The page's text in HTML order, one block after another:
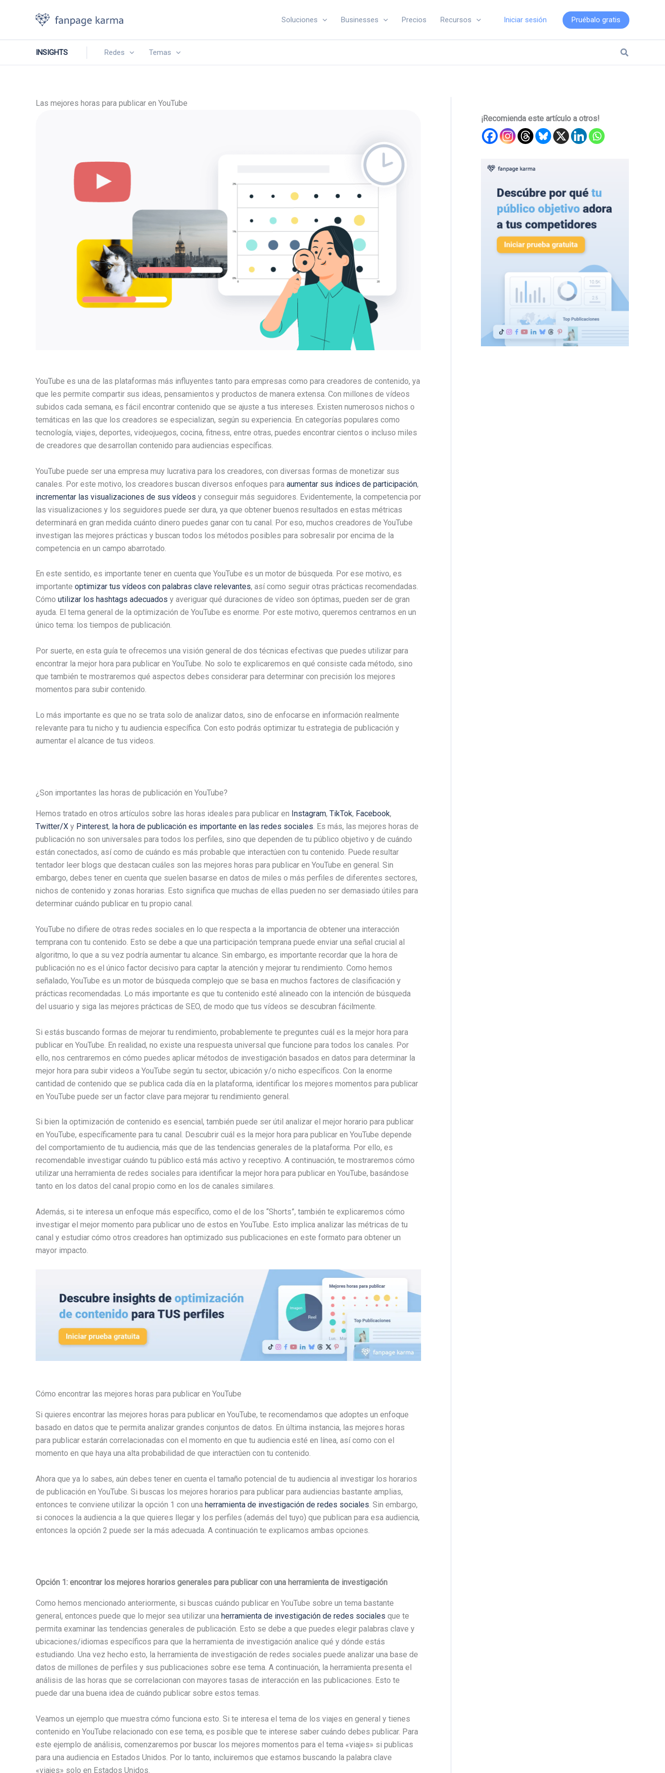
Soluciones Businesses Precios Recursos Iniciar sesión Pruébalo gratis
INSIGHTS Redes Temas Buscar
Las mejores horas para publicar en YouTube
YouTube es una de las plataformas más influyentes tanto para empresas como para creadores de contenido, ya
que les permite compartir sus ideas, pensamientos y productos de manera extensa. Con millones de vídeos
subidos cada semana, es fácil encontrar contenido que se ajuste a tus intereses. Existen numerosos nichos o
temáticas en las que los creadores se especializan, según su experiencia. En categorías populares como
tecnología, viajes, deportes, videojuegos, cocina, fitness, entre otras, puedes encontrar cientos o incluso miles
de creadores que desarrollan contenido para audiencias específicas.
YouTube puede ser una empresa muy lucrativa para los creadores, con diversas formas de monetizar sus
canales. Por este motivo, los creadores buscan diversos enfoques para aumentar sus índices de participación,
incrementar las visualizaciones de sus vídeos y conseguir más seguidores. Evidentemente, la competencia por
las visualizaciones y los seguidores puede ser dura, ya que obtener buenos resultados en estas métricas
determinará en gran medida cuánto dinero puedes ganar con tu canal. Por eso, muchos creadores de YouTube
investigan las mejores prácticas y buscan todos los métodos posibles para sobresalir por encima de la
competencia en un campo abarrotado.
En este sentido, es importante tener en cuenta que YouTube es un motor de búsqueda. Por ese motivo, es
importante optimizar tus vídeos con palabras clave relevantes, así como seguir otras prácticas recomendadas.
Cómo utilizar los hashtags adecuados y averiguar qué duraciones de vídeo son óptimas, pueden ser de gran
ayuda. El tema general de la optimización de YouTube es enorme. Por este motivo, queremos centrarnos en un
único tema: los tiempos de publicación.
Por suerte, en esta guía te ofrecemos una visión general de dos técnicas efectivas que puedes utilizar para
encontrar la mejor hora para publicar en YouTube. No solo te explicaremos en qué consiste cada método, sino
que también te mostraremos qué aspectos debes considerar para determinar con precisión los mejores
momentos para subir contenido.
Lo más importante es que no se trata solo de analizar datos, sino de enfocarse en información realmente
relevante para tu nicho y tu audiencia específica. Con esto podrás optimizar tu estrategia de publicación y
aumentar el alcance de tus videos.
¿Son importantes las horas de publicación en YouTube?
Hemos tratado en otros artículos sobre las horas ideales para publicar en Instagram, TikTok, Facebook,
Twitter/X y Pinterest, la hora de publicación es importante en las redes sociales. Es más, las mejores horas de
publicación no son universales para todos los perfiles, sino que dependen de tu público objetivo y de cuándo
están conectados, así como de cuándo es más probable que interactúen con tu contenido. Puede resultar
tentador leer blogs que destacan cuáles son las mejores horas para publicar en YouTube en general. Sin
embargo, debes tener en cuenta que suelen basarse en datos de miles o más perfiles de diferentes sectores,
nichos de contenido y zonas horarias. Esto significa que muchas de ellas pueden no ser demasiado útiles para
determinar cuándo publicar en tu propio canal.
YouTube no difiere de otras redes sociales en lo que respecta a la importancia de obtener una interacción
temprana con tu contenido. Esto se debe a que una participación temprana puede enviar una señal crucial al
algoritmo, lo que a su vez podría aumentar tu alcance. Sin embargo, es importante recordar que la hora de
publicación no es el único factor decisivo para captar la atención y mejorar tu rendimiento. Como hemos
señalado, YouTube es un motor de búsqueda complejo que se basa en muchos factores de clasificación y
prácticas recomendadas. Lo más importante es que tu contenido esté alineado con la intención de búsqueda
del usuario y siga las mejores prácticas de SEO, de modo que tus vídeos se descubran fácilmente.
Si estás buscando formas de mejorar tu rendimiento, probablemente te preguntes cuál es la mejor hora para
publicar en YouTube. En realidad, no existe una respuesta universal que funcione para todos los canales. Por
ello, nos centraremos en cómo puedes aplicar métodos de investigación basados en datos para determinar la
mejor hora para subir videos a YouTube según tu sector, ubicación y/o nicho específicos. Con la enorme
cantidad de contenido que se publica cada día en la plataforma, identificar los mejores momentos para publicar
en YouTube puede ser un factor clave para mejorar tu rendimiento general.
Si bien la optimización de contenido es esencial, también puede ser útil analizar el mejor horario para publicar
en YouTube, específicamente para tu canal. Descubrir cuál es la mejor hora para publicar en YouTube depende
del comportamiento de tu audiencia, más que de las tendencias generales de la plataforma. Por ello, es
recomendable investigar cuándo tu público está más activo y receptivo. A continuación, te mostraremos cómo
utilizar una herramienta de redes sociales para identificar la mejor hora para publicar en YouTube, basándose
tanto en los datos del canal propio como en los de canales similares.
Además, si te interesa un enfoque más específico, como el de los “Shorts”, también te explicaremos cómo
investigar el mejor momento para publicar uno de estos en YouTube. Esto implica analizar las métricas de tu
canal y estudiar cómo otros creadores han optimizado sus publicaciones en este formato para obtener un
mayor impacto.
Cómo encontrar las mejores horas para publicar en YouTube
Si quieres encontrar las mejores horas para publicar en YouTube, te recomendamos que adoptes un enfoque
basado en datos que te permita analizar grandes conjuntos de datos. En última instancia, las mejores horas
para publicar estarán correlacionadas con el momento en que tu audiencia esté en línea, así como con el
momento en que haya una alta probabilidad de que interactúen con tu contenido.
Ahora que ya lo sabes, aún debes tener en cuenta el tamaño potencial de tu audiencia al investigar los horarios
de publicación en YouTube. Si buscas los mejores horarios para publicar para audiencias bastante amplias,
entonces te conviene utilizar la opción 1 con una herramienta de investigación de redes sociales . Sin embargo,
si conoces la audiencia a la que quieres llegar y los perfiles (además del tuyo) que publican para esa audiencia,
entonces la opción 2 puede ser la más adecuada. A continuación te explicamos ambas opciones.
Opción 1: encontrar los mejores horarios generales para publicar con una herramienta de investigación
Como hemos mencionado anteriormente, si buscas cuándo publicar en YouTube sobre un tema bastante
general, entonces puede que lo mejor sea utilizar una herramienta de investigación de redes sociales que te
permita examinar las tendencias generales de publicación. Esto se debe a que puedes elegir palabras clave y
ubicaciones/idiomas específicos para que la herramienta de investigación analice qué y dónde estás
estudiando. Una vez hecho esto, la herramienta de investigación de redes sociales puede analizar una base de
datos de millones de perfiles y sus publicaciones sobre ese tema. A continuación, la herramienta presenta el
análisis de las horas que se correlacionan con mayores tasas de interacción en las publicaciones. Esto te
puede dar una buena idea de cuándo publicar sobre estos temas.
Veamos un ejemplo que muestra cómo funciona esto. Si te interesa el tema de los viajes en general y tienes
contenido en YouTube relacionado con ese tema, es posible que te interese saber cuándo debes publicar. Para
este ejemplo de análisis, comenzaremos por buscar los mejores momentos para el tema «viajes» si publicas
para una audiencia en Estados Unidos. Por lo tanto, incluiremos que estamos buscando la palabra clave
«viajes» solo en Estados Unidos.
¡Recomienda este artículo a otros!